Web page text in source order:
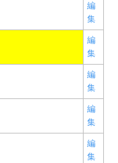
編
集
編
集
編
集
編
集
編
集